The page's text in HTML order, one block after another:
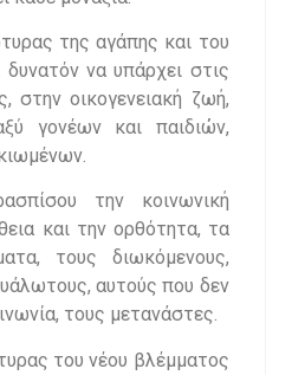
της αγάπης και του
να υπάρχει στις
στην οικογενειακή ζωή,
γονέων και παιδιών,
την κοινωνική
και την ορθότητα, τα
τους διωκόμενους,
αυτούς που δεν
τους μετανάστες.
του νέου βλέμματος